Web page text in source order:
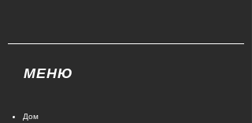
МЕНЮ
Дом